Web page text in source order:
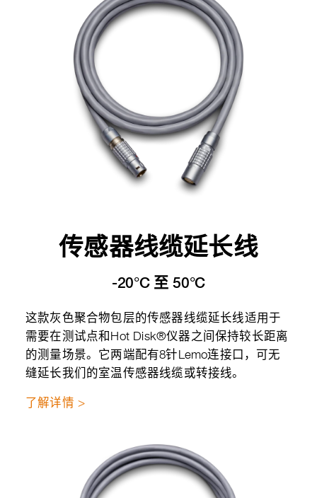
传感器线缆延长线
-20°C 至 50°C
这款灰色聚合物包层的传感器线缆延长线适用于
需要在测试点和Hot Disk®仪器之间保持较长距离
的测量场景。它两端配有8针Lemo连接口，可无
缝延长我们的室温传感器线缆或转接线。
了解详情 >